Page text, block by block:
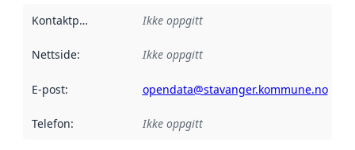
Kontaktpunkt Ikke oppgitt
Nettside: Ikke oppgitt
E-post: opendata@stavanger.kommune.no
Telefon: Ikke oppgitt